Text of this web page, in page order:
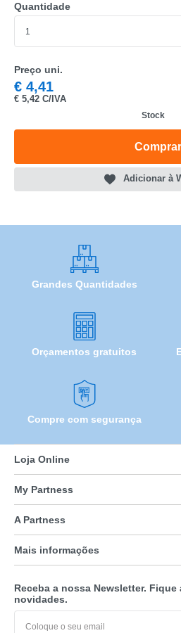
Quantidade
Preço uni.
€ 4,41
€ 5,42 C/IVA
Stock
Comprar
Adicionar à
Grandes Quantidades
Orçamentos gratuitos
Compre com segurança
Loja Online
My Partness
A Partness
Mais informações
Receba a nossa Newsletter. Fique
novidades.
MODELO